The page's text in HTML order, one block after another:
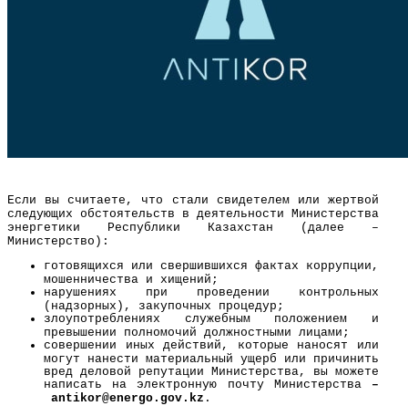
Если вы считаете, что стали свидетелем или жертвой
следующих обстоятельств в деятельности Министерства
энергетики Республики Казахстан (далее –
Министерство):
готовящихся или свершившихся фактах коррупции,
мошенничества и хищений;
нарушениях при проведении контрольных
(надзорных), закупочных процедур;
злоупотреблениях служебным положением и
превышении полномочий должностными лицами;
совершении иных действий, которые наносят или
могут нанести материальный ущерб или причинить
вред деловой репутации Министерства, вы можете
написать на электронную почту Министерства –
antikor@energo .gov.kz .